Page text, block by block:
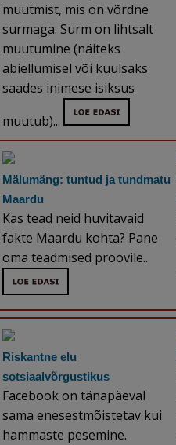
muutmist, mis on võrdne
surmaga. Surm on lihtsalt
muutumine (näiteks
abiellumisel või kuulsaks
saades inimese isiksus
muutub)...
Mälumäng: tuntud ja tundmatu
Maardu
Kas tead neid huvitavaid
fakte Maardu kohta? Pane
oma teadmised proovile...
Riskantne elu
sotsiaalvõrgustikus
Facebook on tänapäeval
sama enesestmõistetav kui
hammaste pesemine.